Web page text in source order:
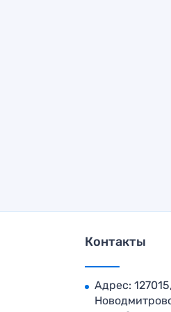
Контакты
Адрес: